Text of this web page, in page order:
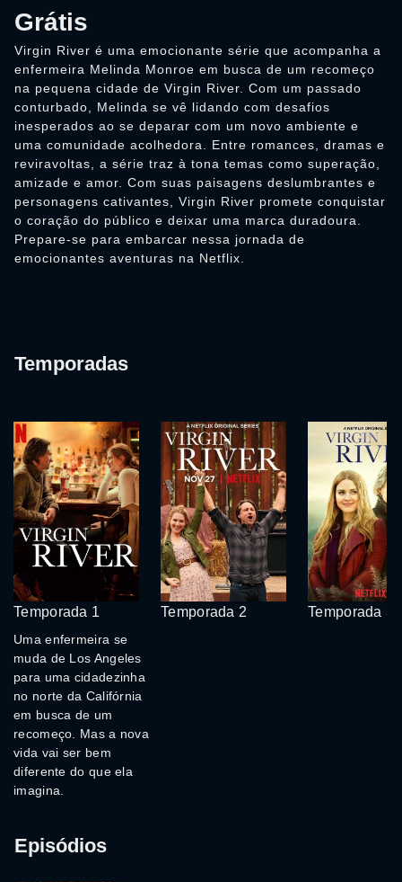
Grátis
Virgin River é uma emocionante série que acompanha a
enfermeira Melinda Monroe em busca de um recomeço
na pequena cidade de Virgin River. Com um passado
conturbado, Melinda se vê lidando com desafios
inesperados ao se deparar com um novo ambiente e
uma comunidade acolhedora. Entre romances, dramas e
reviravoltas, a série traz à tona temas como superação,
amizade e amor. Com suas paisagens deslumbrantes e
personagens cativantes, Virgin River promete conquistar
o coração do público e deixar uma marca duradoura.
Prepare-se para embarcar nessa jornada de
emocionantes aventuras na Netflix.
Temporadas
Temporada 1
Uma enfermeira se
muda de Los Angeles
para uma cidadezinha
no norte da Califórnia
em busca de um
recomeço. Mas a nova
vida vai ser bem
diferente do que ela
imagina.
Temporada 2 Temporada 3
Episódios